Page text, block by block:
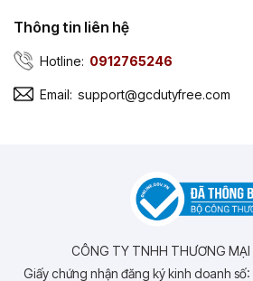
Thông tin liên hệ
Hotline: 0912765246
Email: support@gcdutyfree.com
CÔNG TY TNHH THƯƠNG MẠI
Giấy chứng nhận đăng ký kinh doanh